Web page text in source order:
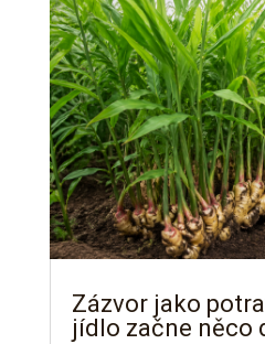
Zázvor jako
jídlo začne něco